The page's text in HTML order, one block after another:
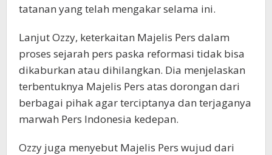
tatanan yang telah mengakar selama ini.
Lanjut Ozzy, keterkaitan Majelis Pers dalam
proses sejarah pers paska reformasi tidak bisa
dikaburkan atau dihilangkan. Dia menjelaskan
terbentuknya Majelis Pers atas dorongan dari
berbagai pihak agar terciptanya dan terjaganya
marwah Pers Indonesia kedepan.
Ozzy juga menyebut Majelis Pers wujud dari